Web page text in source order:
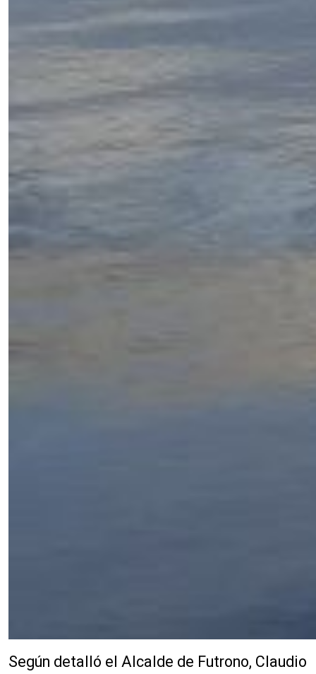
Según detalló el Alcalde de Futrono, Claudio